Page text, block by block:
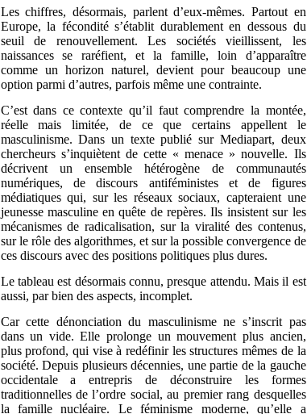
Les chiffres, désormais, parlent d’eux-mêmes. Partout en
Europe, la fécondité s’établit durablement en dessous du
seuil de renouvellement. Les sociétés vieillissent, les
naissances se raréfient, et la famille, loin d’apparaître
comme un horizon naturel, devient pour beaucoup une
option parmi d’autres, parfois même une contrainte.
C’est dans ce contexte qu’il faut comprendre la montée,
réelle mais limitée, de ce que certains appellent le
masculinisme. Dans un texte publié sur Mediapart, deux
chercheurs s’inquiètent de cette « menace » nouvelle. Ils
décrivent un ensemble hétérogène de communautés
numériques, de discours antiféministes et de figures
médiatiques qui, sur les réseaux sociaux, capteraient une
jeunesse masculine en quête de repères. Ils insistent sur les
mécanismes de radicalisation, sur la viralité des contenus,
sur le rôle des algorithmes, et sur la possible convergence de
ces discours avec des positions politiques plus dures.
Le tableau est désormais connu, presque attendu. Mais il est
aussi, par bien des aspects, incomplet.
Car cette dénonciation du masculinisme ne s’inscrit pas
dans un vide. Elle prolonge un mouvement plus ancien,
plus profond, qui vise à redéfinir les structures mêmes de la
société. Depuis plusieurs décennies, une partie de la gauche
occidentale a entrepris de déconstruire les formes
traditionnelles de l’ordre social, au premier rang desquelles
la famille nucléaire. Le féminisme moderne, qu’elle a